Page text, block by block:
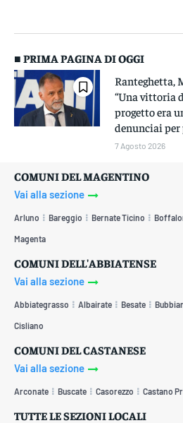
■ PRIMA PAGINA DI OGGI
Ranteghetta,
“Una vittoria
progetto era
denunciai per
7 Agosto 2026
COMUNI DEL MAGENTINO
Vai alla sezione
Arluno Bareggio Bernate Ticino
Magenta
COMUNI DELL'ABBIATENSE
Vai alla sezione
Abbiategrasso Albairate Besate
Cisliano
COMUNI DEL CASTANESE
Vai alla sezione
Arconate Buscate Casorezzo Castano
TUTTE LE SEZIONI LOCALI